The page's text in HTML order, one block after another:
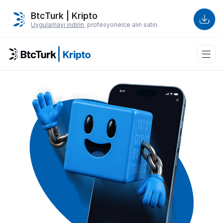
BtcTurk | Kripto
Uygulamayı indirin, profesyonelce alın satın.